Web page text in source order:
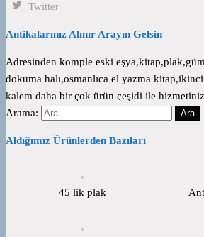
Twitter
Antikalarınız Alınır Arayın Gelsin
Adresinden komple eski
dokuma halı,osmanlıca el yazma
kalem daha bir çok ürün çeşidi ile
Arama:
Aldığımız Ürünlerden Bazıları
45 lik plak